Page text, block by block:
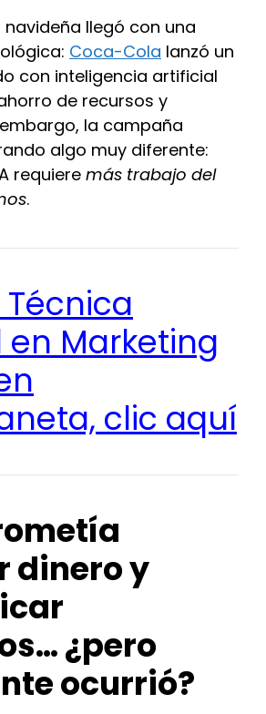
llegó con una
Coca-Cola lanzó un
con inteligencia artificial
de recursos y
la campaña
algo muy diferente:
requiere más trabajo del
.
Técnica
en Marketing
clic aquí
dinero y
¿pero
ocurrió?